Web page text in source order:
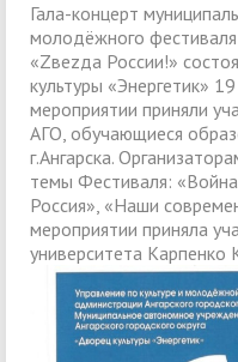
Гала-концерт
молодёжного фестиваля
«Zвеzда России!»
культуры «Энергетик»
мероприятии приняли
АГО, обучающиеся
г.Ангарска.
темы Фестиваля:
Россия», «Наши
мероприятии приняла
университета Карпенко